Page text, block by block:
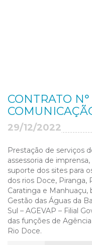
CONTRATO
29/12/2022
Prestação de serviços
assessoria de
suporte dos sites para
dos rios Doce, Piranga,
Caratinga e Manhuaçu,
Gestão das Águas da
Sul – AGEVAP – Filial
das funções de
Rio Doce.